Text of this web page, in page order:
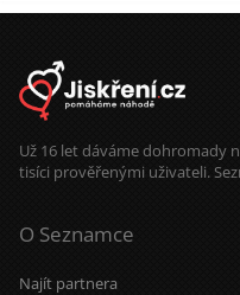
vodu i jinam. Zajímá mě i tantra a
společné bydlení možné.
Už 16 let dáváme dohromady
tisíci prověřenými uživateli.
O Seznamce
Najít partnera